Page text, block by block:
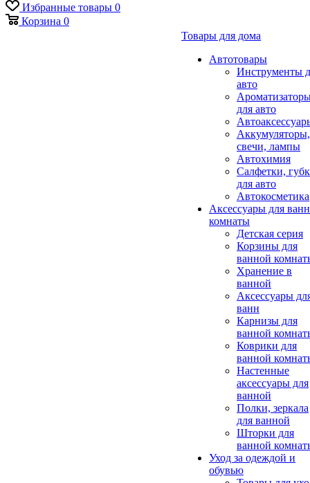
Избранные товары 0
Корзина 0
Товары для дома
Автотовары
Инструменты
авто
для авто
Аккумуляторы,
свечи, лампы
Автохимия
Салфетки,
для авто
Автокосметика
Аксессуары для
комнаты
Детская серия
Корзины для
ванной
Хранение в
ванной
Аксессуары
ванн
Карнизы для
ванной
Коврики для
ванной
Настенные
аксессуары для
ванной
Полки, зеркала
для ванной
Шторки для
ванной
Уход за одеждой и
обувью